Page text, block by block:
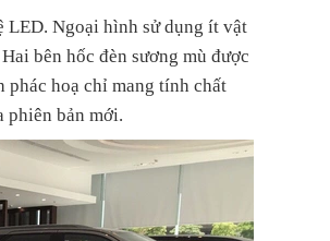
LED. Ngoại hình sử dụng ít vật
bên hốc đèn sương mù được
phác hoạ chỉ mang tính chất
phiên bản mới.